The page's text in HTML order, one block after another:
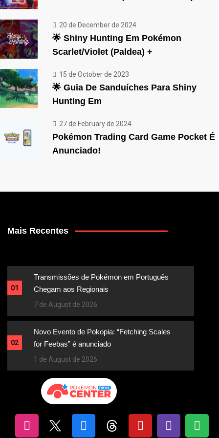
20 de December de 2024
🌟 Shiny Hunting Em Pokémon
Scarlet/Violet (Paldea) +
15 de October de 2023
🌟 Guia De Sanduíches Para Shiny
Hunting Em
27 de February de 2024
Pokémon Trading Card Game Pocket É
Anunciado!
Mais Recentes
01
Transmissões de Pokémon em Português
Chegam aos Regionais
7 de August de 2026
02
Novo Evento de Pokopia: “Fetching Scales
for Feebas” é anunciado
1 de August de 2026